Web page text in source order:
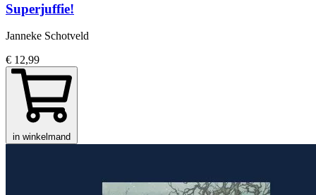
Superjuffie!
Janneke Schotveld
€ 12,99
in winkelmand